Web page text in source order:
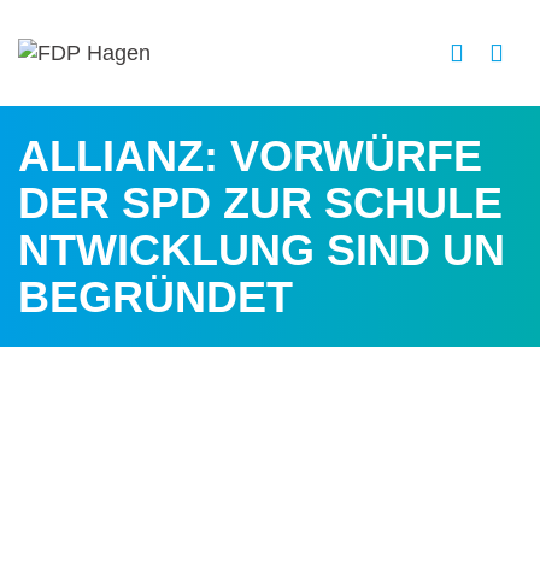
ALLIANZ: VORWÜRFE
DER SPD ZUR SCHULE
NTWICKLUNG SIND UN
BEGRÜNDET